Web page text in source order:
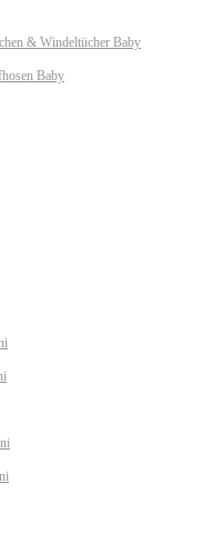
& Windeltücher Baby
Baby